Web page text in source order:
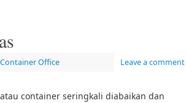
Container Office Leave a comment
container seringkali diabaikan dan